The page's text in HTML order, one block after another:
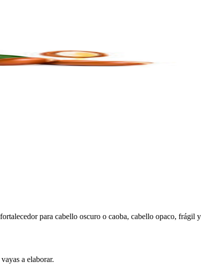
para cabello oscuro o caoba, cabello opaco, frágil y
a elaborar.